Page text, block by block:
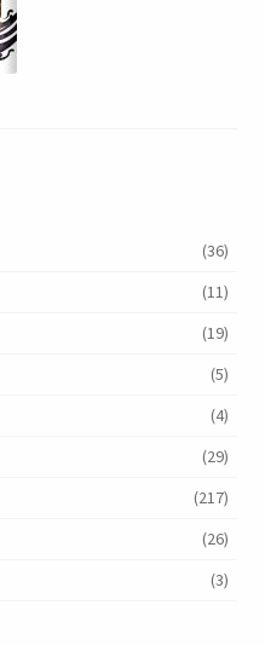
(36)
(11)
(19)
(5)
(4)
(29)
(217)
(26)
(3)